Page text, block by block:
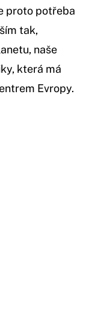
proto potřeba
tak,
naše
která má
Evropy.